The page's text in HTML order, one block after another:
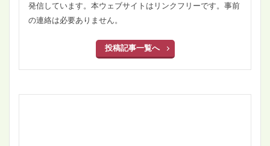
発信しています。本ウェブサイトはリンクフリーです。事前
の連絡は必要ありません。
投稿記事一覧へ